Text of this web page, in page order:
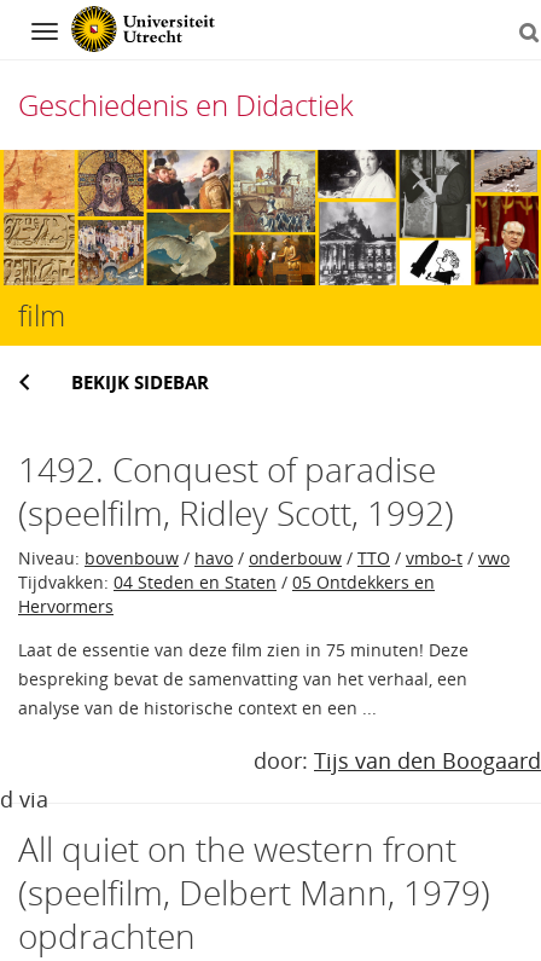
Navigation
Geschiedenis en Didactiek
Direct
naar
het
inhoud
via
film
BEKIJK SIDEBAR
1492. Conquest of paradise
(speelfilm, Ridley Scott, 1992)
Niveau: bovenbouw / havo / onderbouw / TTO / vmbo-t / vwo
Tijdvakken: 04 Steden en Staten / 05 Ontdekkers en
Hervormers
Laat de essentie van deze film zien in 75 minuten! Deze
bespreking bevat de samenvatting van het verhaal, een
analyse van de historische context en een ...
door: Tijs van den Boogaard
All quiet on the western front
(speelfilm, Delbert Mann, 1979)
opdrachten